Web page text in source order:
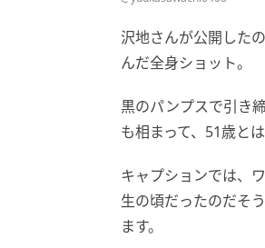
沢地さんが公開した
んだ全身ショット。
黒のパンプスで引き
も相まって、51歳と
キャプションでは、
生の頃だったのだそ
ます。